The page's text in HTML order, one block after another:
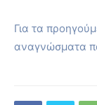
Για τα
αναγνώσματα